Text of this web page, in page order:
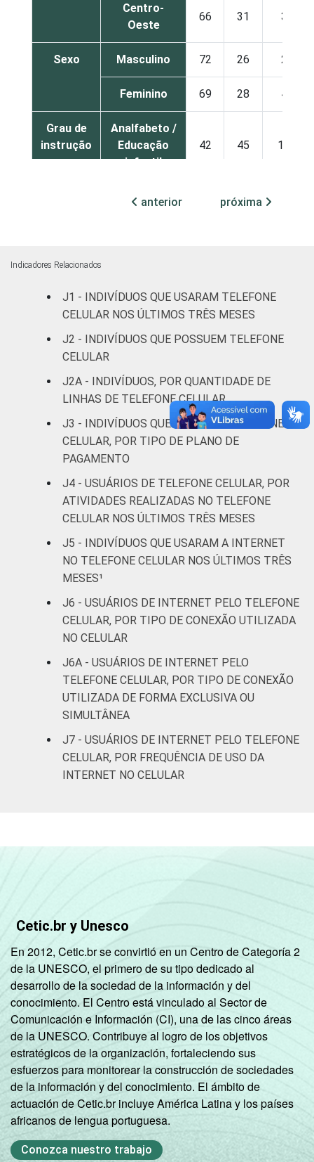
Centro-
Oeste
66 31 3
Sexo Masculino 72 26 2
Feminino 69 28 4
Grau de
instrução
Analfabeto /
Educação
infantil
42 45 12
Fundamental 36
Faixa
etária
De 10 a 15
anos
54 43
De 25 a 34
anos
79 19 1
De 35 a 44
De 45 a 59
anos
67 27
De 60 anos
60 26 12
Renda
Familiar
Até 1 SM 59 37 4
Mais de 1
SM até 2 SM
Mais de 2
SM até 3 SM
73 25
Mais de 3
SM até 5 SM
77 21
Não sabe 61 33
Não
respondeu
71 25
Classe
social
A 90 9
B 76 21
C
DE
anterior próxima
Indicadores Relacionados
J1 - INDIVÍDUOS QUE USARAM TELEFONE
CELULAR NOS ÚLTIMOS TRÊS MESES
J2 - INDIVÍDUOS QUE POSSUEM TELEFONE
CELULAR
J2A - INDIVÍDUOS, POR QUANTIDADE DE
LINHAS DE TELEFONE CELULAR
J3 - INDIVÍDUOS QUE POSSUEM TELEFONE
CELULAR, POR TIPO DE PLANO DE
PAGAMENTO
J4 - USUÁRIOS DE TELEFONE CELULAR, POR
ATIVIDADES REALIZADAS NO TELEFONE
CELULAR NOS ÚLTIMOS TRÊS MESES
J5 - INDIVÍDUOS QUE USARAM A INTERNET
NO TELEFONE CELULAR NOS ÚLTIMOS TRÊS
MESES¹
J6 - USUÁRIOS DE INTERNET PELO TELEFONE
CELULAR, POR TIPO DE CONEXÃO UTILIZADA
NO CELULAR
J6A - USUÁRIOS DE INTERNET PELO
TELEFONE CELULAR, POR TIPO DE CONEXÃO
UTILIZADA DE FORMA EXCLUSIVA OU
SIMULTÂNEA
J7 - USUÁRIOS DE INTERNET PELO TELEFONE
CELULAR, POR FREQUÊNCIA DE USO DA
INTERNET NO CELULAR
Cetic.br y Unesco
En 2012, Cetic.br se convirtió en un Centro de Categoría 2
de la UNESCO, el primero de su tipo dedicado al
desarrollo de la sociedad de la información y del
conocimiento. El Centro está vinculado al Sector de
Comunicación e Información (CI), una de las cinco áreas
de la UNESCO. Contribuye al logro de los objetivos
estratégicos de la organización, fortaleciendo sus
esfuerzos para monitorear la construcción de sociedades
de la información y del conocimiento. El ámbito de
actuación de Cetic.br incluye América Latina y los países
africanos de lengua portuguesa.
Conozca nuestro trabajo